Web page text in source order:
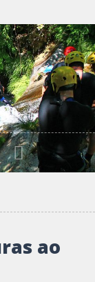
Próximo
ao